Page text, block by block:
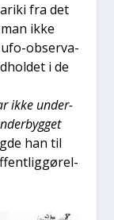
fra det
ikke
ufo-obser­va­
i de
ikke under­
han til